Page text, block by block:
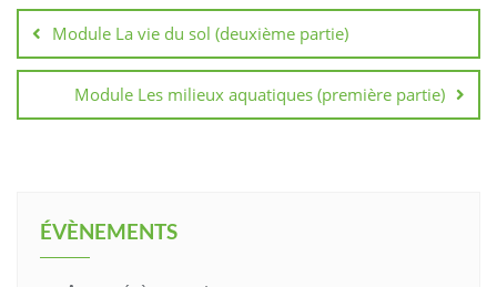
de
l’article
Module La vie du sol (deuxième partie)
Module Les milieux aquatiques (première partie)
ÉVÈNEMENTS